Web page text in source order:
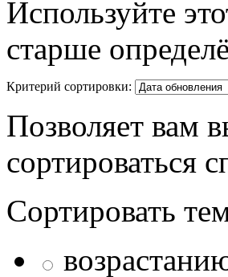
Используйте
старше
Критерий сортировки:
Позволяет вам
сортироваться
Сортировать